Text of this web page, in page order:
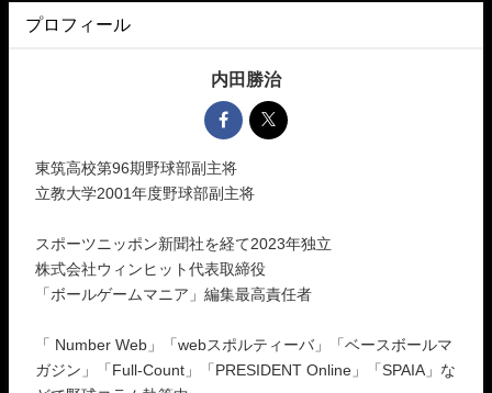
プロフィール
内田勝治
東筑高校第96期野球部副主将
立教大学2001年度野球部副主将
スポーツニッポン新聞社を経て2023年独立
株式会社ウィンヒット代表取締役
「ボールゲームマニア」編集最高責任者
「 Number Web」「webスポルティーバ」「ベースボールマ
ガジン」「Full-Count」「PRESIDENT Online」「SPAIA」な